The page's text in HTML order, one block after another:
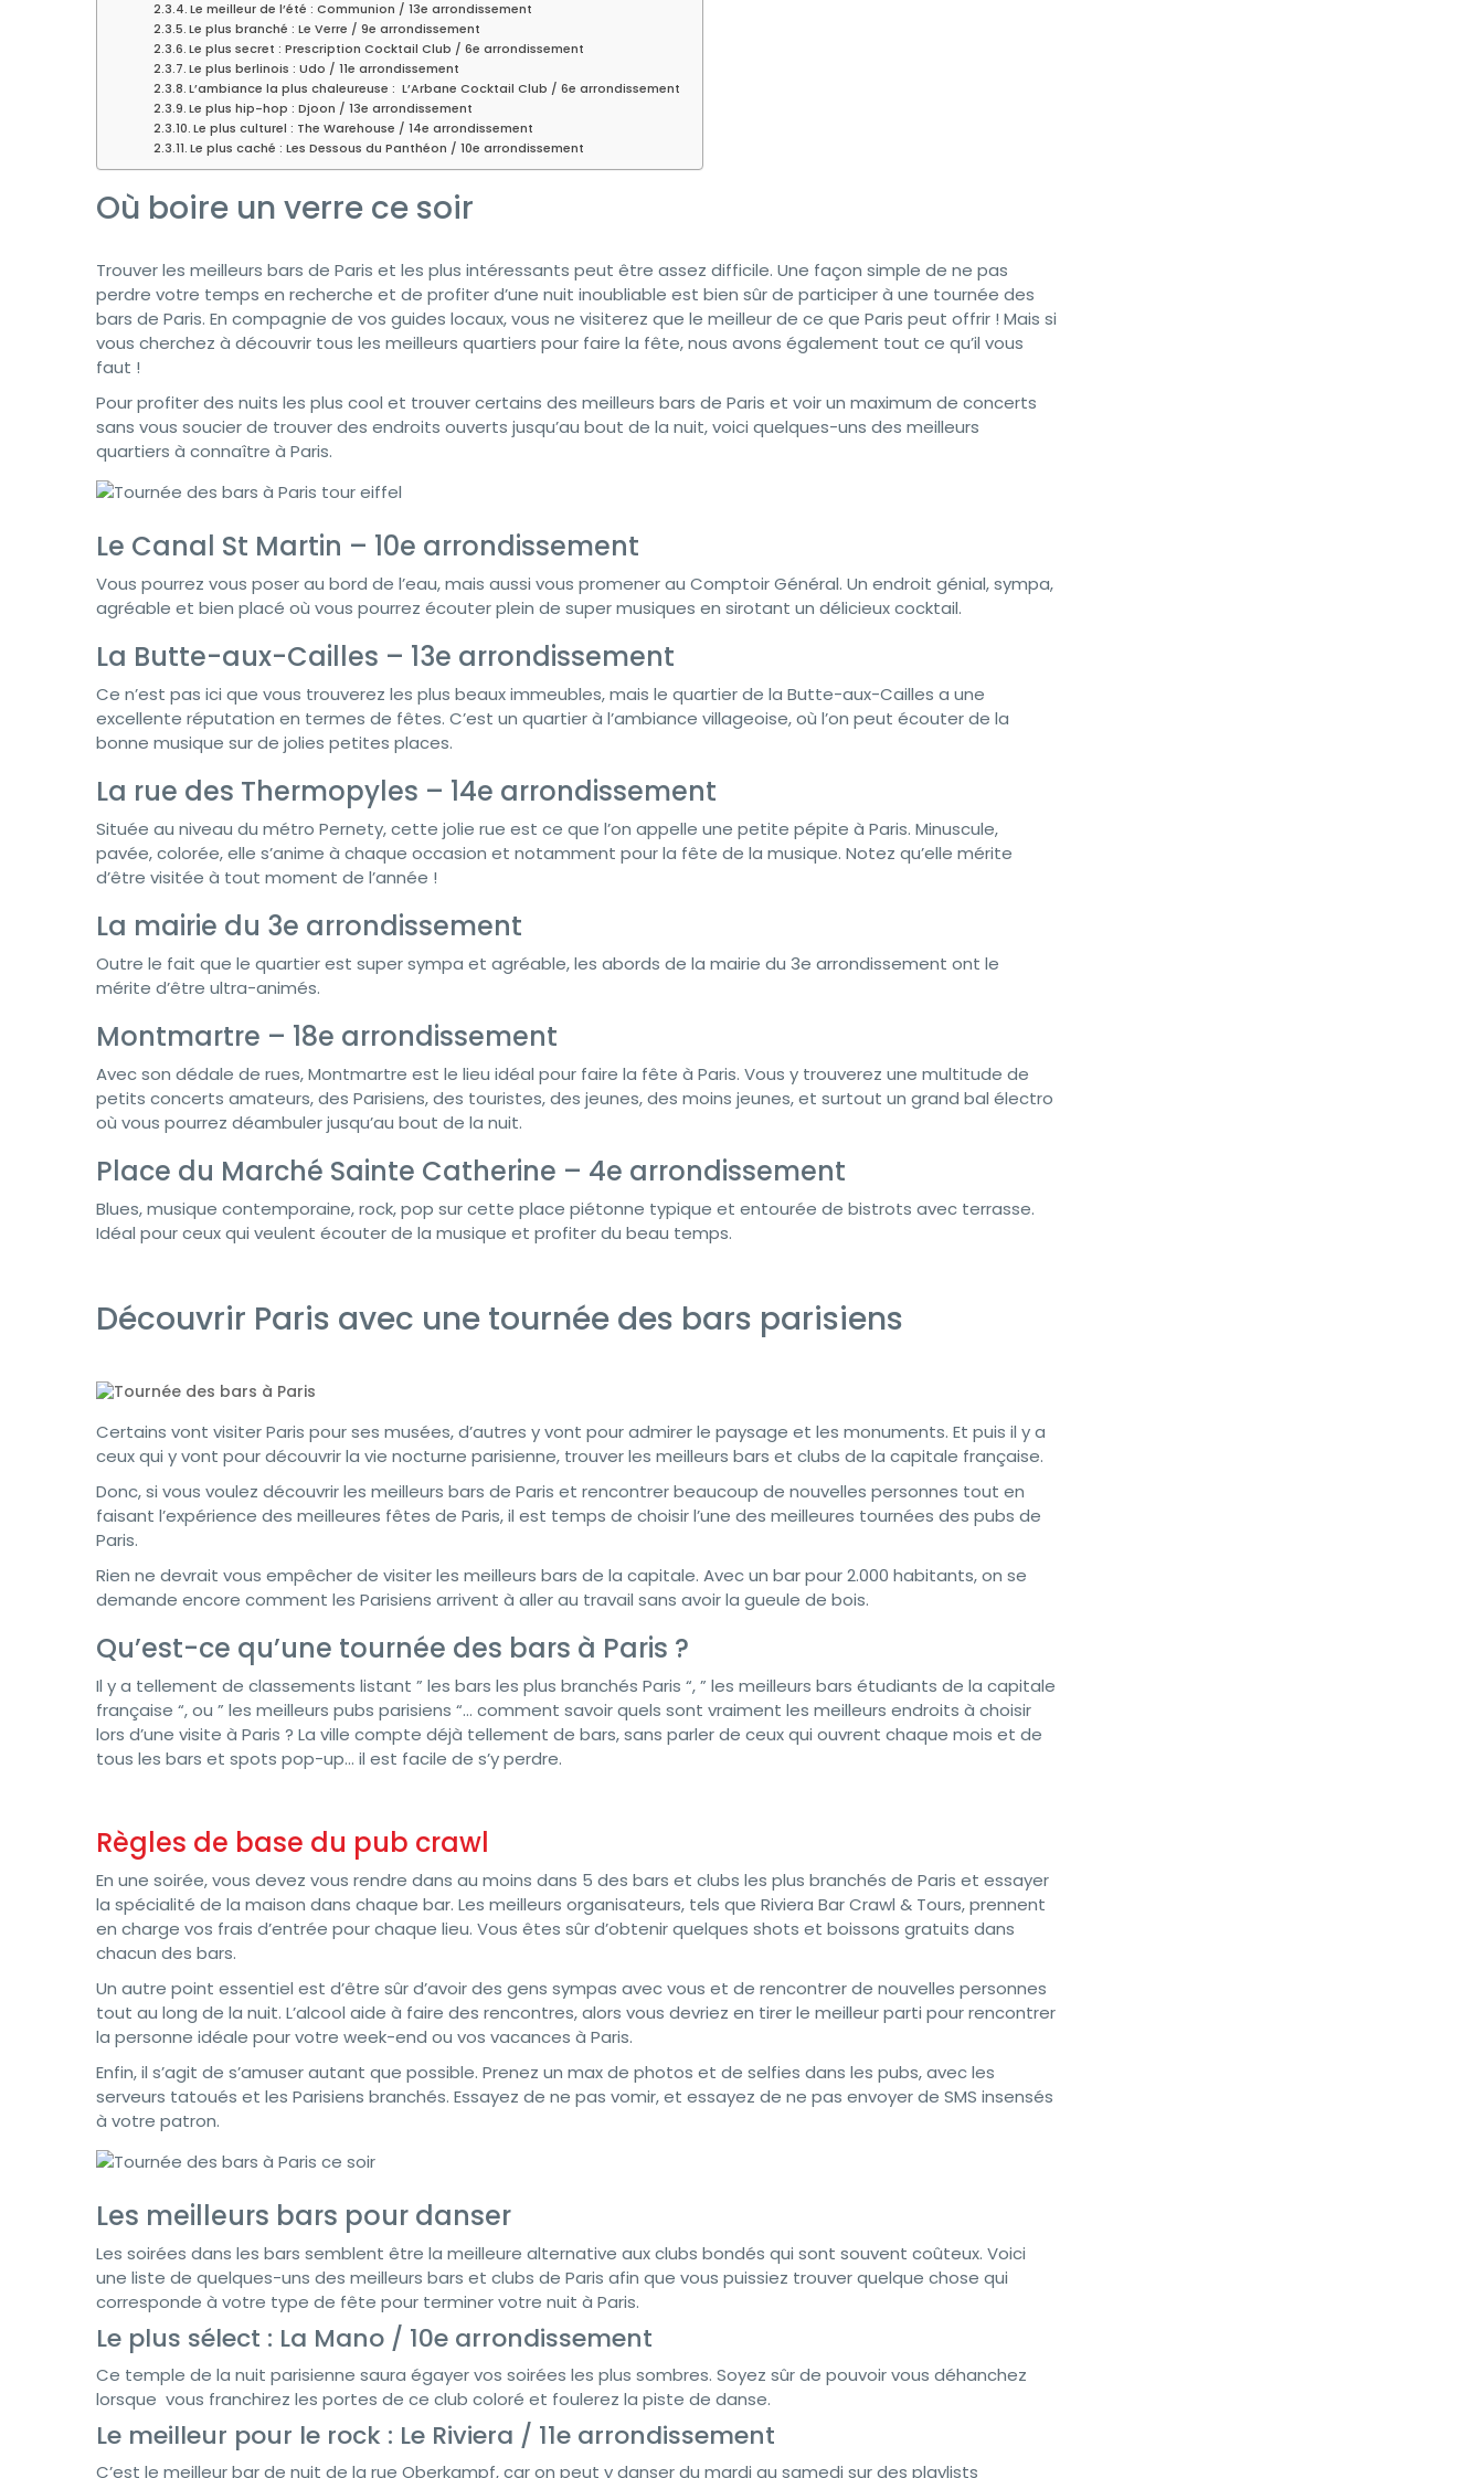
Le meilleur de l’été : Communion / 13e arrondissement
Le plus branché : Le Verre / 9e arrondissement
Le plus secret : Prescription Cocktail Club / 6e arrondissement
Le plus berlinois : Udo / 11e arrondissement
L’ambiance la plus chaleureuse : L’Arbane Cocktail Club / 6e arrondissement
Le plus hip-hop : Djoon / 13e arrondissement
Le plus culturel : The Warehouse / 14e arrondissement
Le plus caché : Les Dessous du Panthéon / 10e arrondissement
Où boire un verre ce soir
Trouver les meilleurs bars de Paris et les plus intéressants peut être assez difficile. Une façon simple de ne pas
perdre votre temps en recherche et de profiter d’une nuit inoubliable est bien sûr de participer à une tournée des
bars de Paris. En compagnie de vos guides locaux, vous ne visiterez que le meilleur de ce que Paris peut offrir ! Mais si
vous cherchez à découvrir tous les meilleurs quartiers pour faire la fête, nous avons également tout ce qu’il vous
faut !
Pour profiter des nuits les plus cool et trouver certains des meilleurs bars de Paris et voir un maximum de concerts
sans vous soucier de trouver des endroits ouverts jusqu’au bout de la nuit, voici quelques-uns des meilleurs
quartiers à connaître à Paris.
Le Canal St Martin – 10e arrondissement
Vous pourrez vous poser au bord de l’eau, mais aussi vous promener au Comptoir Général. Un endroit génial, sympa,
agréable et bien placé où vous pourrez écouter plein de super musiques en sirotant un délicieux cocktail.
La Butte-aux-Cailles – 13e arrondissement
Ce n’est pas ici que vous trouverez les plus beaux immeubles, mais le quartier de la Butte-aux-Cailles a une
excellente réputation en termes de fêtes. C’est un quartier à l’ambiance villageoise, où l’on peut écouter de la
bonne musique sur de jolies petites places.
La rue des Thermopyles – 14e arrondissement
Située au niveau du métro Pernety, cette jolie rue est ce que l’on appelle une petite pépite à Paris. Minuscule,
pavée, colorée, elle s’anime à chaque occasion et notamment pour la fête de la musique. Notez qu’elle mérite
d’être visitée à tout moment de l’année !
La mairie du 3e arrondissement
Outre le fait que le quartier est super sympa et agréable, les abords de la mairie du 3e arrondissement ont le
mérite d’être ultra-animés.
Montmartre – 18e arrondissement
Avec son dédale de rues, Montmartre est le lieu idéal pour faire la fête à Paris. Vous y trouverez une multitude de
petits concerts amateurs, des Parisiens, des touristes, des jeunes, des moins jeunes, et surtout un grand bal électro
où vous pourrez déambuler jusqu’au bout de la nuit.
Place du Marché Sainte Catherine – 4e arrondissement
Blues, musique contemporaine, rock, pop sur cette place piétonne typique et entourée de bistrots avec terrasse.
Idéal pour ceux qui veulent écouter de la musique et profiter du beau temps.
Découvrir Paris avec une tournée des bars parisiens
Certains vont visiter Paris pour ses musées, d’autres y vont pour admirer le paysage et les monuments. Et puis il y a
ceux qui y vont pour découvrir la vie nocturne parisienne, trouver les meilleurs bars et clubs de la capitale française.
Donc, si vous voulez découvrir les meilleurs bars de Paris et rencontrer beaucoup de nouvelles personnes tout en
faisant l’expérience des meilleures fêtes de Paris, il est temps de choisir l’une des meilleures tournées des pubs de
Paris.
Rien ne devrait vous empêcher de visiter les meilleurs bars de la capitale. Avec un bar pour 2.000 habitants, on se
demande encore comment les Parisiens arrivent à aller au travail sans avoir la gueule de bois.
Qu’est-ce qu’une tournée des bars à Paris ?
Il y a tellement de classements listant ” les bars les plus branchés Paris “, ” les meilleurs bars étudiants de la capitale
française “, ou ” les meilleurs pubs parisiens “… comment savoir quels sont vraiment les meilleurs endroits à choisir
lors d’une visite à Paris ? La ville compte déjà tellement de bars, sans parler de ceux qui ouvrent chaque mois et de
tous les bars et spots pop-up… il est facile de s’y perdre.
Règles de base du pub crawl
En une soirée, vous devez vous rendre dans au moins dans 5 des bars et clubs les plus branchés de Paris et essayer
la spécialité de la maison dans chaque bar. Les meilleurs organisateurs, tels que Riviera Bar Crawl & Tours, prennent
en charge vos frais d’entrée pour chaque lieu. Vous êtes sûr d’obtenir quelques shots et boissons gratuits dans
chacun des bars.
Un autre point essentiel est d’être sûr d’avoir des gens sympas avec vous et de rencontrer de nouvelles personnes
tout au long de la nuit. L’alcool aide à faire des rencontres, alors vous devriez en tirer le meilleur parti pour rencontrer
la personne idéale pour votre week-end ou vos vacances à Paris.
Enfin, il s’agit de s’amuser autant que possible. Prenez un max de photos et de selfies dans les pubs, avec les
serveurs tatoués et les Parisiens branchés. Essayez de ne pas vomir, et essayez de ne pas envoyer de SMS insensés
à votre patron.
Les meilleurs bars pour danser
Les soirées dans les bars semblent être la meilleure alternative aux clubs bondés qui sont souvent coûteux. Voici
une liste de quelques-uns des meilleurs bars et clubs de Paris afin que vous puissiez trouver quelque chose qui
corresponde à votre type de fête pour terminer votre nuit à Paris.
Le plus sélect : La Mano / 10e arrondissement
Ce temple de la nuit parisienne saura égayer vos soirées les plus sombres. Soyez sûr de pouvoir vous déhanchez
lorsque vous franchirez les portes de ce club coloré et foulerez la piste de danse.
Le meilleur pour le rock : Le Riviera / 11e arrondissement
C’est le meilleur bar de nuit de la rue Oberkampf, car on peut y danser du mardi au samedi sur des playlists